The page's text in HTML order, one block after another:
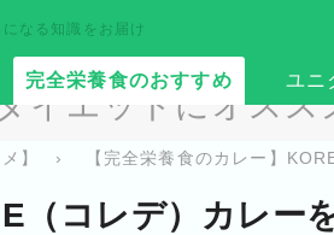
なる知識をお届け
完全栄養食のおすすめ ユニ
イエットにオスス
】 › 【完全栄養食のカレー】
（コレデ）カレー